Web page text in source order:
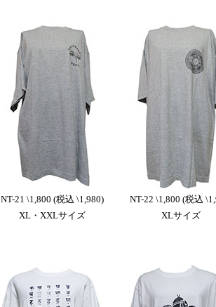
NT-21 \1,800 (税込 \1,980)
NT-22 \1,800 (税込
XL・XXLサイズ
XLサイズ